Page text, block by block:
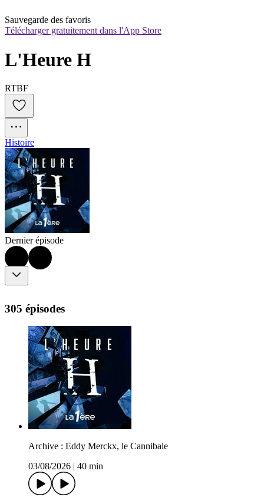
Sauvegarde des favoris
Télécharger gratuitement dans l'App Store
L'Heure H
RTBF
Histoire
Dernier épisode
305 épisodes
Archive : Eddy Merckx, le Cannibale
03/08/2026
40 min